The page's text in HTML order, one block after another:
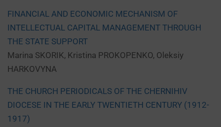
FINANCIAL AND ECONOMIC MECHANISM OF
INTELLECTUAL CAPITAL MANAGEMENT THROUGH
THE STATE SUPPORT
Marina SKORIK, Kristina PROKOPENKO, Oleksiy
HARKOVYNA
THE CHURCH PERIODICALS OF THE CHERNIHIV
DIOCESE IN THE EARLY TWENTIETH CENTURY (1912-
1917)